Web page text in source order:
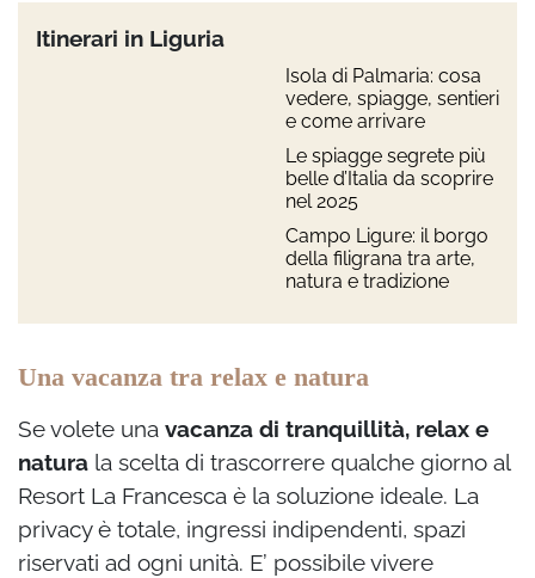
Itinerari in Liguria
Isola di Palmaria: cosa
vedere, spiagge, sentieri
e come arrivare
Le spiagge segrete più
belle d’Italia da scoprire
nel 2025
Campo Ligure: il borgo
della filigrana tra arte,
natura e tradizione
Una vacanza tra relax e natura
Se volete una vacanza di tranquillità, relax e
natura la scelta di trascorrere qualche giorno al
Resort La Francesca è la soluzione ideale. La
privacy è totale, ingressi indipendenti, spazi
riservati ad ogni unità. E’ possibile vivere